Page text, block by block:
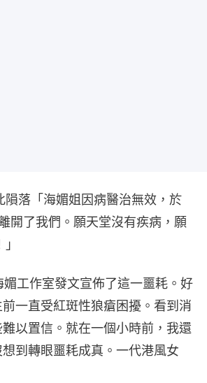
隕落‍「海媚姐因病醫治無效，於
開了我們。願天堂沒有疾病，願
媚工作室發文宣佈了這一噩耗。好
一直受‍‍‍紅斑性狼瘡困擾。看到消
以置信。就在一個小時前，我還
到轉眼噩耗成真。一代港風女